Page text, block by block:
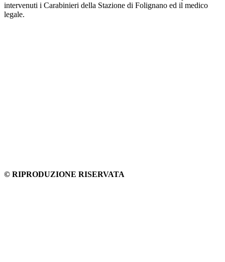
intervenuti i Carabinieri della Stazione di Folignano ed il medico
legale.
© RIPRODUZIONE RISERVATA